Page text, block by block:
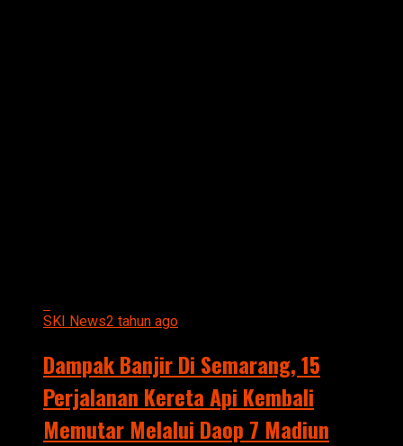
SKI News2 tahun ago
Dampak Banjir Di Semarang, 15
Perjalanan Kereta Api Kembali
Memutar Melalui Daop 7 Madiun